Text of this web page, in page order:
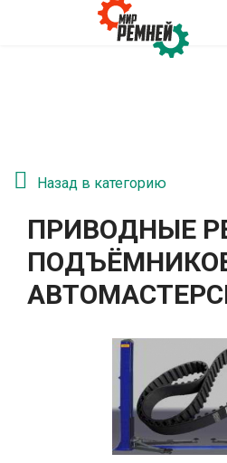
Назад в категорию
ПРИВОДНЫЕ